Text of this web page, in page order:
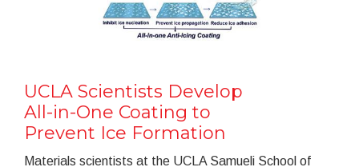
UCLA Scientists Develop
All-in-One Coating to
Prevent Ice Formation
Materials scientists at the UCLA Samueli School of